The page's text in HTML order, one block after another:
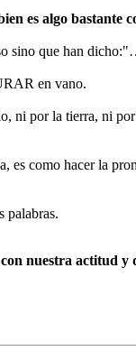
es algo bastante
sino que han
en vano.
ni por la tierra, ni
como hacer la
palabras.
nuestra actitud y